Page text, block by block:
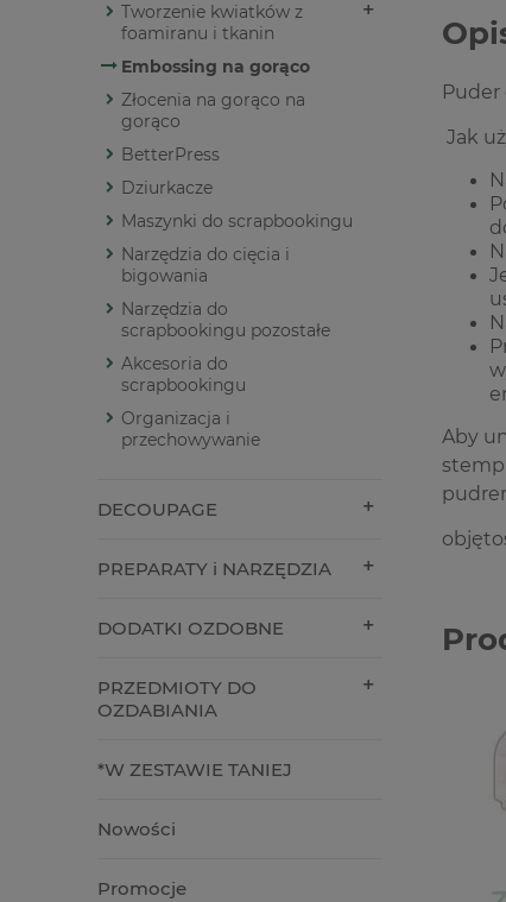
Tworzenie kwiatków z
foamiranu i tkanin
Embossing na gorąco
Złocenia na gorąco na
gorąco
BetterPress
Dziurkacze
Maszynki do scrapbookingu
Narzędzia do cięcia i
bigowania
Narzędzia do
scrapbookingu pozostałe
Akcesoria do
scrapbookingu
Organizacja i
przechowywanie
DECOUPAGE
PREPARATY i NARZĘDZIA
DODATKI OZDOBNE
PRZEDMIOTY DO
OZDABIANIA
*W ZESTAWIE TANIEJ
Nowości
Promocje
Jak
Aby